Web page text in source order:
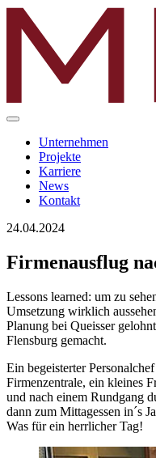
Unternehmen
Projekte
Karriere
News
Kontakt
24.04.2024
Firmenausflug
Lessons learned: um zu
Umsetzung wirklich
Planung bei Queisser
Flensburg gemacht.
Ein begeisterter
Firmenzentrale, ein kleines
und nach einem Rundgang
dann zum Mittagessen in´s
Was für ein herrlicher Tag!